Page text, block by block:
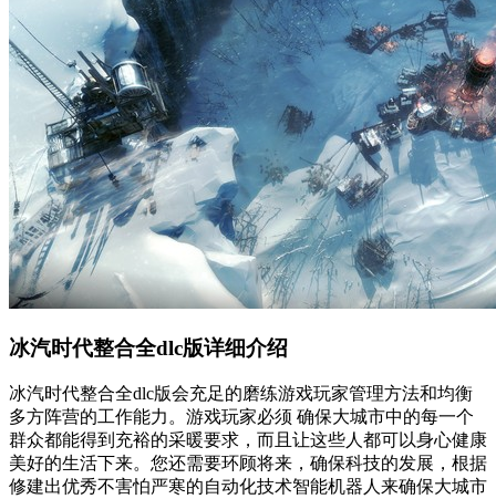
冰汽时代整合全dlc版详细介绍
冰汽时代整合全dlc版会充足的磨练游戏玩家管理方法和均衡
多方阵营的工作能力。游戏玩家必须 确保大城市中的每一个
群众都能得到充裕的采暖要求，而且让这些人都可以身心健康
美好的生活下来。您还需要环顾将来，确保科技的发展，根据
修建出优秀不害怕严寒的自动化技术智能机器人来确保大城市